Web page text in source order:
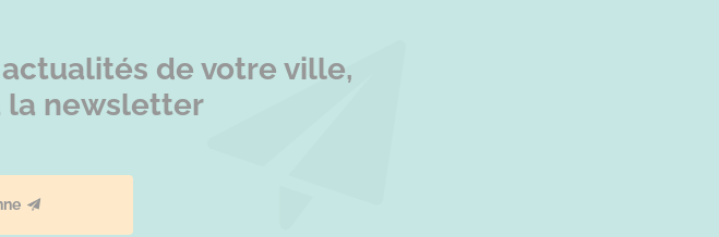
de votre ville,
la newsletter